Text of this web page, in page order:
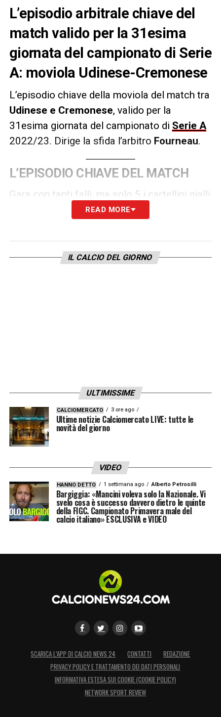
L’episodio arbitrale chiave del
match valido per la 31esima
giornata del campionato di Serie
A: moviola Udinese-Cremonese
L’episodio chiave della moviola del match tra
Udinese e Cremonese, valido per la
31esima giornata del campionato di Serie A
2022/23. Dirige la sfida l’arbitro Fourneau.
L’EPISODIO CHIAVE DEL MATCH
Gara con tanti falli, ma solo 5 i cartellini gialli
estratti dall’arbitro Fourneau
LA PLAYLIST DELLE NOSTRE TOP NEWS
READ MORE
IL CALCIO DEL GIORNO
ULTIMISSIME
CALCIOMERCATO 3 ore ago
Ultime notizie Calciomercato LIVE: tutte le
novità del giorno
VIDEO
HANNO DETTO 1 settimana ago Alberto Petrosilli
Bargiggia: «Mancini voleva solo la Nazionale. Vi
svelo cosa è successo davvero dietro le quinte
della FIGC. Campionato Primavera male del
calcio italiano» ESCLUSIVA e VIDEO
SCARICA L’APP DI CALCIO NEWS 24 CONTATTI
REDAZIONE
PRIVACY POLICY E TRATTAMENTO DEI DATI PERSONALI
INFORMATIVA ESTESA SUI COOKIE (COOKIE POLICY)
NETWORK SPORT REVIEW